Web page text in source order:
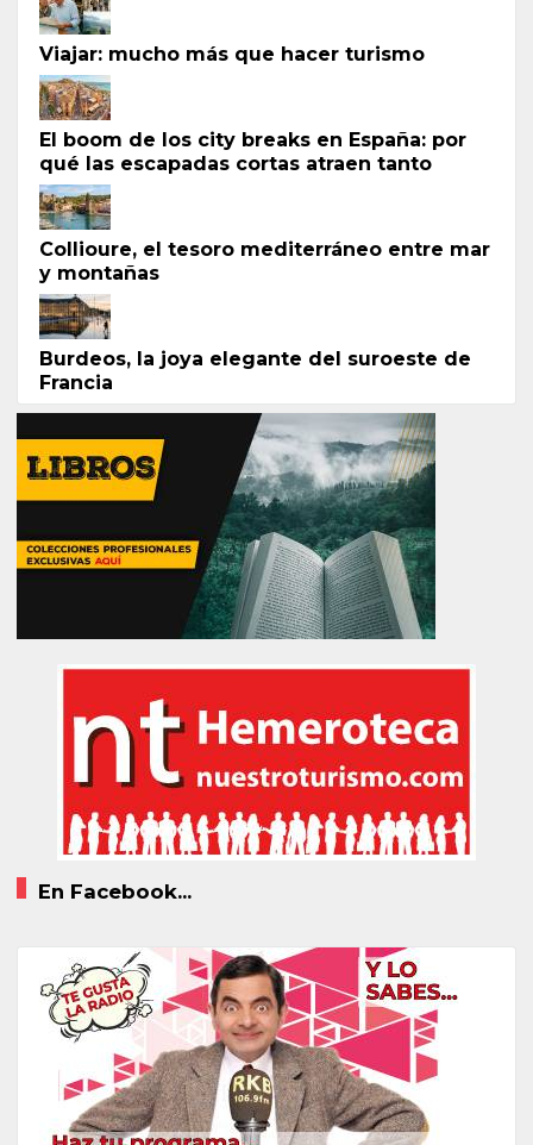
Viajar: mucho más que hacer turismo
El boom de los city breaks en España: por
qué las escapadas cortas atraen tanto
Collioure, el tesoro mediterráneo entre mar
y montañas
Burdeos, la joya elegante del suroeste de
Francia
En Facebook...